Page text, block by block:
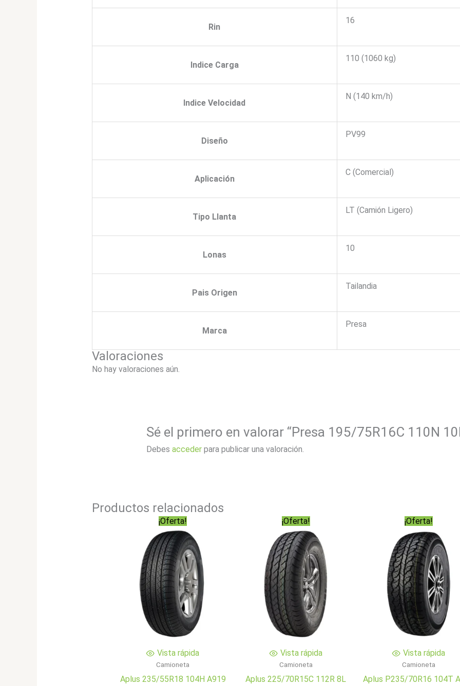
Rin
16
Indice Carga
110 (1060 kg)
Indice Velocidad
N (140 km/h)
Diseño
PV99
Aplicación
C (Comercial)
Tipo Llanta
LT (Camión Ligero)
Lonas
10
Pais Origen
Tailandia
Marca
Presa
Valoraciones
No hay valoraciones aún.
Sé el primero en valorar “Presa 195/75R16C 110N
Debesacceder para publicar una valoración.
Productos relacionados
¡Oferta!
Vista rápida
Camioneta
Aplus 235/55R18 104H A919
¡Oferta!
Vista rápida
Camioneta
Aplus 225/70R15C 112R 8L
¡Oferta!
Vista rápida
Camioneta
Aplus P235/70R16 104T